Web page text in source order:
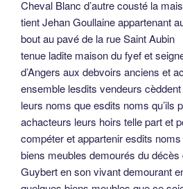
contant en notre présence et à vue
achacteurs auxdits vendeurs qui
monnoye de douzains et testons
cours jusques à la valeur de ladite
et ont promis lesdits vendeurs et
et avoir agréable le contenu en
est ledit Lucas à Jehanne Martin sa
à Hélye Martin sa femme et à
avoir agréable le présent contrat et
leurs despens lettres vallables de
achacteurs à leurs hoirs etc dedans